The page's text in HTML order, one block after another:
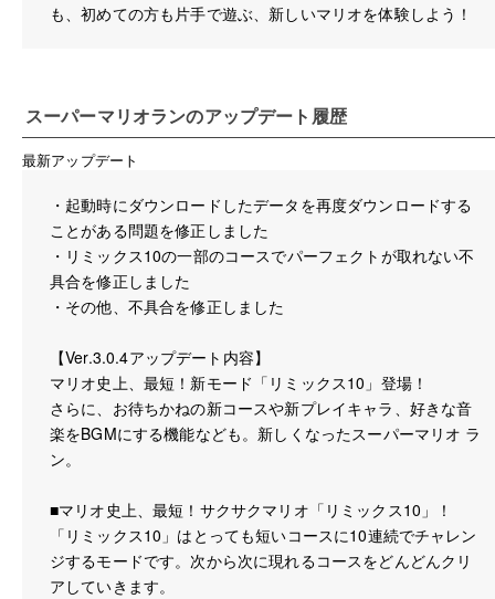
も、初めての方も片手で遊ぶ、新しいマリオを体験しよう！
スーパーマリオランのアップデート履歴
最新アップデート
・起動時にダウンロードしたデータを再度ダウンロードする
ことがある問題を修正しました
・リミックス10の一部のコースでパーフェクトが取れない不
具合を修正しました
・その他、不具合を修正しました
【Ver.3.0.4アップデート内容】
マリオ史上、最短！新モード「リミックス10」登場！
さらに、お待ちかねの新コースや新プレイキャラ、好きな音
楽をBGMにする機能なども。新しくなったスーパーマリオ ラ
ン。
■マリオ史上、最短！サクサクマリオ「リミックス10」！
「リミックス10」はとっても短いコースに10連続でチャレン
ジするモードです。次から次に現れるコースをどんどんクリ
アしていきます。